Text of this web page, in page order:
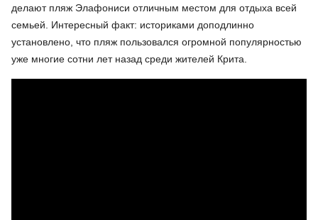
делают пляж Элафониси отличным местом для отдыха всей
семьей. Интересный факт: историками доподлинно
установлено, что пляж пользовался огромной популярностью
уже многие сотни лет назад среди жителей Крита.